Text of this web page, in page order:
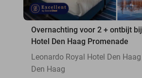
Overnachting voor 2 + ontbijt
Hotel Den Haag Promenade
Den Haag